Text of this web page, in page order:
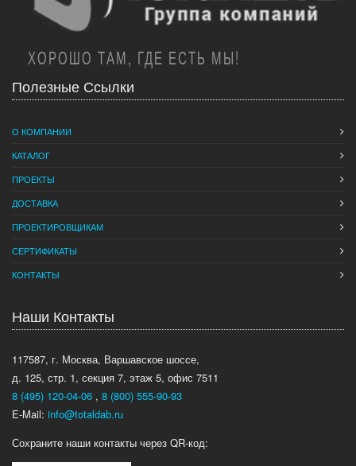
ХОРОШО ТАМ, ГДЕ ЕСТЬ МЫ!
Полезные Ссылки
О КОМПАНИИ
КАТАЛОГ
ПРОЕКТЫ
ДОСТАВКА
ПРОЕКТИРОВЩИКАМ
СЕРТИФИКАТЫ
КОНТАКТЫ
Наши Контакты
117587, г. Москва, Варшавское шоссе,
д. 125, стр. 1, секция 7, этаж 5, офис 7511
8 (495) 120-04-06 , 8 (800) 555-90-93
E-Mail: info@totaldab.ru
Сохраните наши контакты через QR-код: